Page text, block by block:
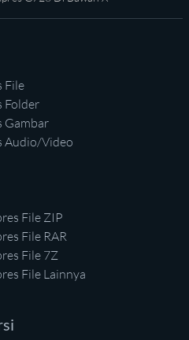
File
Folder
Gambar
Audio/Video
File ZIP
File RAR
File 7Z
File Lainnya